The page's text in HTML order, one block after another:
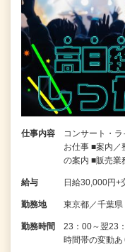
仕事内容
コンサート・
お仕事 ■案内／
の案内 ■販売
給与 日給30,000円
勤務地 東京都／千葉県
勤務時間
23：00～翌23
時間帯の変動